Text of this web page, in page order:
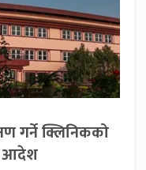
गर्ने क्लिनिकको
आदेश